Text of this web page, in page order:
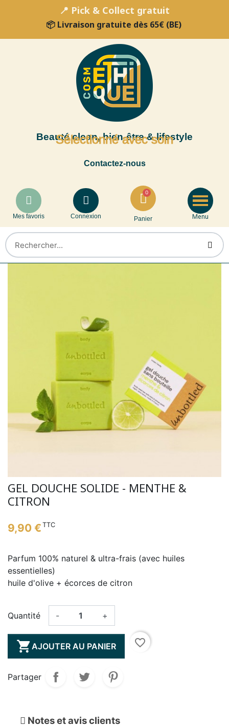
📍 Pick & Collect gratuit
📦 Livraison gratuite dès 65€ (BE)
Beauté clean, bien-être & lifestyle
Sélectionné avec soin
Contactez-nous
Mes favoris Connexion Panier Menu
GEL DOUCHE SOLIDE - MENTHE &
CITRON
9,90 € TTC
Parfum 100% naturel & ultra-frais (avec huiles
essentielles)
huile d'olive + écorces de citron
Quantité - +
AJOUTER AU PANIER favorite_border
Partager
Notes et avis clients